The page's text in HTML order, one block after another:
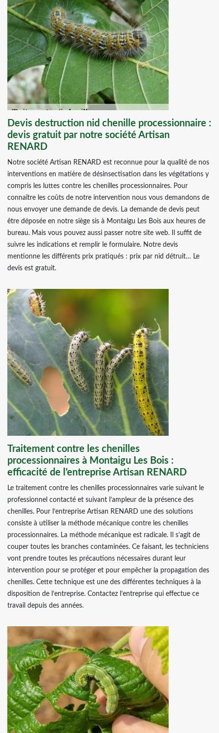
Devis destruction nid chenille processionnaire :
devis gratuit par notre société Artisan
RENARD
Notre société Artisan RENARD est reconnue pour la qualité de nos
interventions en matière de désinsectisation dans les végétations y
compris les luttes contre les chenilles processionnaires. Pour
connaître les coûts de notre intervention nous vous demandons de
nous envoyer une demande de devis. La demande de devis peut
être déposée en notre siège sis à Montaigu Les Bois aux heures de
bureau. Mais vous pouvez aussi passer notre site web. Il suffit de
suivre les indications et remplir le formulaire. Notre devis
mentionne les différents prix pratiqués : prix par nid détruit… Le
devis est gratuit.
Traitement contre les chenilles
processionnaires à Montaigu Les Bois :
efficacité de l’entreprise Artisan RENARD
Le traitement contre les chenilles processionnaires varie suivant le
professionnel contacté et suivant l’ampleur de la présence des
chenilles. Pour l’entreprise Artisan RENARD une des solutions
consiste à utiliser la méthode mécanique contre les chenilles
processionnaires. La méthode mécanique est radicale. Il s’agit de
couper toutes les branches contaminées. Ce faisant, les techniciens
vont prendre toutes les précautions nécessaires durant leur
intervention pour se protéger et pour empêcher la propagation des
chenilles. Cette technique est une des différentes techniques à la
disposition de l’entreprise. Contactez l’entreprise qui effectue ce
travail depuis des années.